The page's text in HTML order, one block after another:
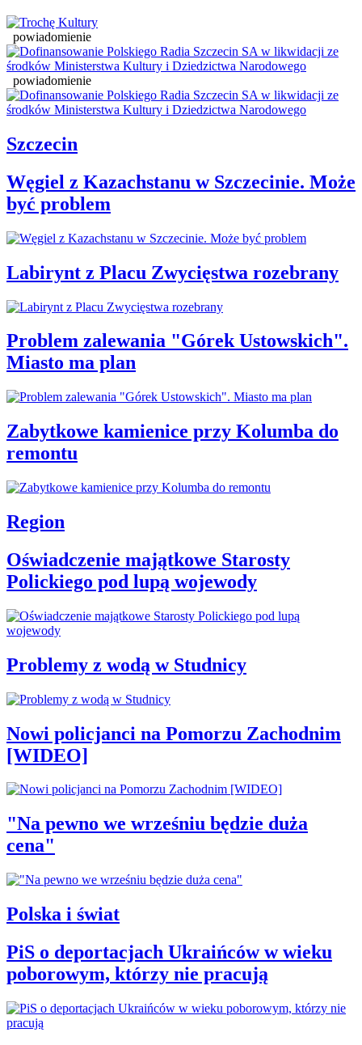
powiadomienie
powiadomienie
Szczecin
Węgiel z Kazachstanu w Szczecinie. Może
być problem
Labirynt z Placu Zwycięstwa rozebrany
Problem zalewania "Górek Ustowskich".
Miasto ma plan
Zabytkowe kamienice przy Kolumba do
remontu
Region
Oświadczenie majątkowe Starosty
Polickiego pod lupą wojewody
Problemy z wodą w Studnicy
Nowi policjanci na Pomorzu Zachodnim
[WIDEO]
"Na pewno we wrześniu będzie duża
cena"
Polska i świat
PiS o deportacjach Ukraińców w wieku
poborowym, którzy nie pracują